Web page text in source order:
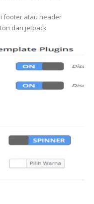
footer atau header
dari jetpack